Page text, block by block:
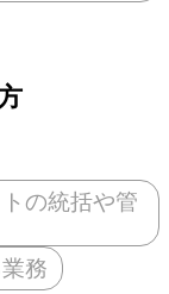
の統括や管
務